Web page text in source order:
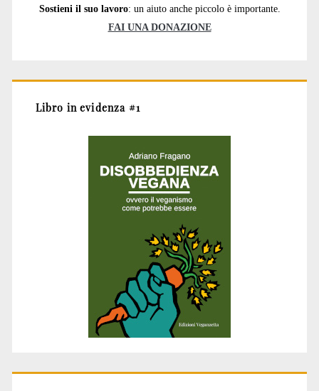
Sostieni il suo lavoro: un aiuto anche piccolo è importante.
FAI UNA DONAZIONE
Libro in evidenza #1